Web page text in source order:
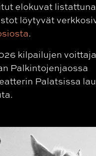
elokuvat
löytyvät
.
kilpailujen
Palkintojenjaossa
Palatsissa